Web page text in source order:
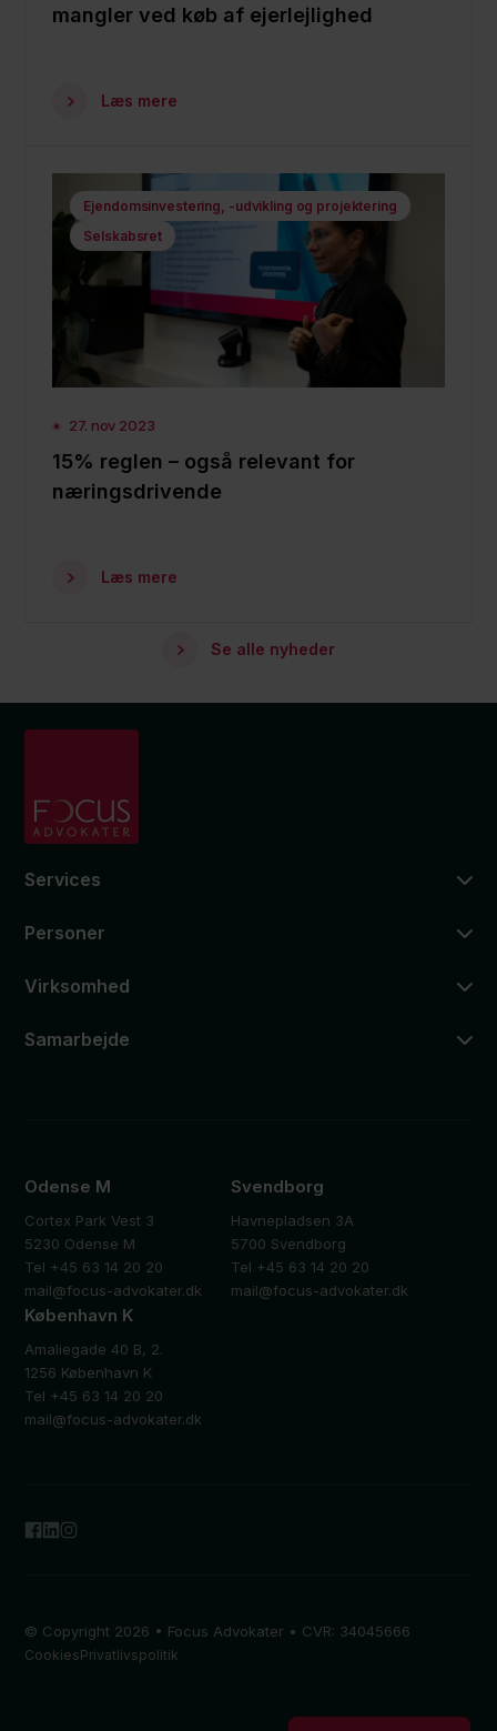
mangler ved køb af ejerlejlighed
Læs mere
Ejendomsinvestering, -udvikling og projektering
Selskabsret
27. nov 2023
15% reglen – også relevant for
næringsdrivende
Læs mere
Se alle nyheder
Services
Personer
Virksomhed
Samarbejde
Odense M
Cortex Park Vest 3
5230 Odense M
Tel +45 63 14 20 20
mail@focus-advokater.dk
Svendborg
Havnepladsen 3A
5700 Svendborg
Tel +45 63 14 20 20
mail@focus-advokater.dk
København K
Amaliegade 40 B, 2.
1256 København K
Tel +45 63 14 20 20
mail@focus-advokater.dk
© Copyright 2026 • Focus Advokater • CVR: 34045666
CookiesPrivatlivspolitik